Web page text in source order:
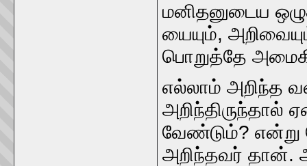
மனிதனுடைய
யையும்‌,
பொறுத்தே
எல்லாம்‌ அறிந்த
அறிந்திருந்தால்‌
வேண்டும்‌?
அறிந்தவர்‌ தான்‌.